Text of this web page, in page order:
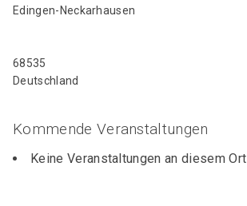
Edingen-Neckarhausen
68535
Deutschland
Kommende Veranstaltungen
Keine Veranstaltungen an diesem Ort